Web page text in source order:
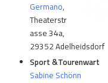
Germano,
Theaterstr
asse 34a,
29352 Adelheidsdorf
Sport &Tourenwart
Sabine Schönn